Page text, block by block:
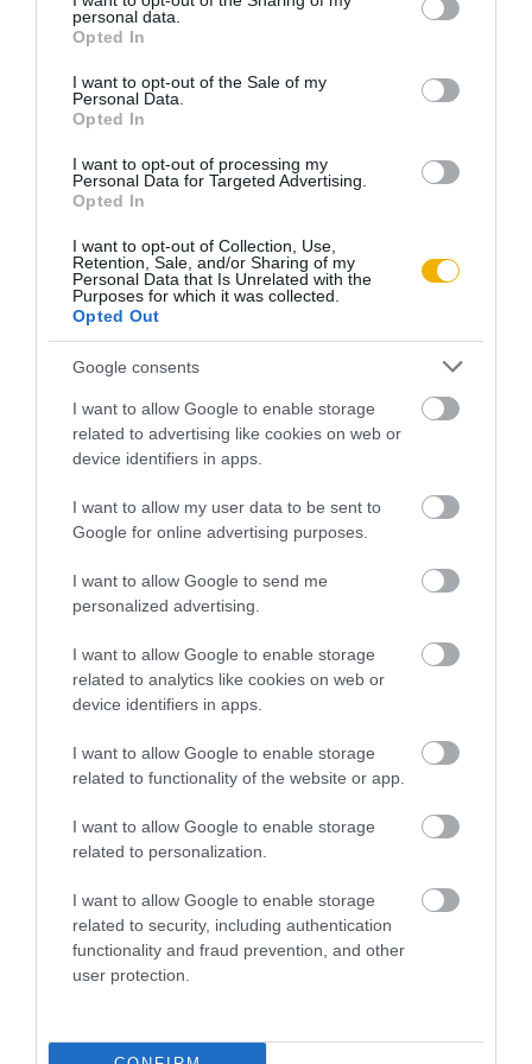
grant or deny consent to Google and its third-party tags to
use your data for below specified purposes in below Google
consent section.
personal data.
Opted In
I want to opt-out of the Sale of my
Personal Data.
Opted In
I want to opt-out of processing my
Personal Data for Targeted Advertising.
Opted In
I want to opt-out of Collection, Use,
Retention, Sale, and/or Sharing of my
Personal Data that Is Unrelated with the
Purposes for which it was collected.
Opted Out
Google consents
I want to allow Google to enable storage
related to advertising like cookies on web or
device identifiers in apps.
I want to allow my user data to be sent to
Google for online advertising purposes.
I want to allow Google to send me
personalized advertising.
I want to allow Google to enable storage
related to analytics like cookies on web or
device identifiers in apps.
I want to allow Google to enable storage
related to functionality of the website or app.
I want to allow Google to enable storage
related to personalization.
I want to allow Google to enable storage
related to security, including authentication
functionality and fraud prevention, and other
user protection.
függetlenség megvédésére, Schuschnigg lemondott. A
harmadik, Seyß-Inquart kinevezését követelő ultimátumot
Wilhelm Miklas szövetségi elnök kapta. Este 8 órakor
Schuschnigg bejelentette a rádióban, hogy
vér folyjon”. Miklas csak hosszas alkudozás után, késő éjjel
adta be a derekát. Seyß-Inquart alig két napig töltötte be a
kancellári posztot, sőt néhány óráig ideiglenes osztrák
államfő is volt, de arra panaszkodott, hogy„telefonos
kisasszonyként” csupán üzeneteket továbbít, tényleges
befolyás nélkül.
Bár a hatalomátvétel tulajdonképpen vér nélkül megvalósult
(25 német katona a megbízhatatlan szállítójárműveknek és
az Ausztriában még érvényben lévő bal oldali közlekedés
miatti baleseteknek esett áldozatul), Hitler újabb utasítást
írt alá a mintegy 65 ezer Wehrmacht-katona másnapi
perszonálunióban gondolkodott, a Bécsbe vezető út során
nyert tapasztalatai birtokában és Mussolinival egyeztetve
megváltoztatta véleményét, és március 13-án törvény
született Ausztriának a Német Birodalomhoz való
csatlakozásáról, amelynek első cikkelye kísértetiesen
emlékeztetett az 1918. évi alkotmány szövegére. Az első
világháború utáni demokratikus és az 1938-ban
kikényszerített anschluss közötti különbséget az utóbbi
esetében használt idézőjellel fejezi ki az emlékezetpolitika és
Miután Theodor Innitzer kardinális, bécsi püspök is áldását
adta a lezajlott átalakulásra és a bolsevizmus elleni jövőbeli
elégtételt nyújtanak az 1918-as megaláztatásokért, az 1938.